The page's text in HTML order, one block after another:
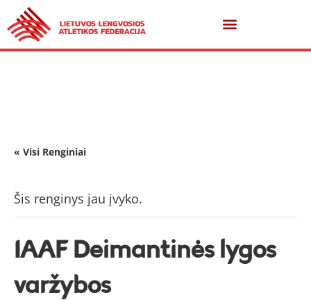
« Visi Renginiai
Šis renginys jau įvyko.
IAAF Deimantinės lygos
varžybos